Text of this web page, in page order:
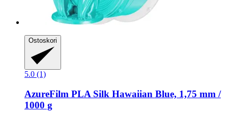
Ostoskori
5.0 (1)
AzureFilm PLA Silk Hawaiian Blue, 1,75 mm /
1000 g